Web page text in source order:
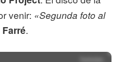
venir: «Segunda foto al
.